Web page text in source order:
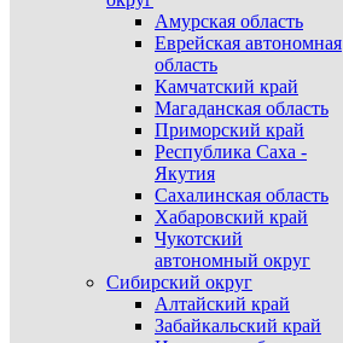
Амурская область
Еврейская автономная
область
Камчатский край
Магаданская область
Приморский край
Республика Саха -
Якутия
Сахалинская область
Хабаровский край
Чукотский
автономный округ
Сибирский округ
Алтайский край
Забайкальский край